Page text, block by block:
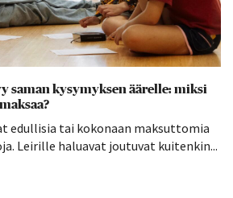
saman kysymyksen äärelle: miksi
edullisia tai kokonaan maksuttomia
Leirille haluavat joutuvat kuitenkin...